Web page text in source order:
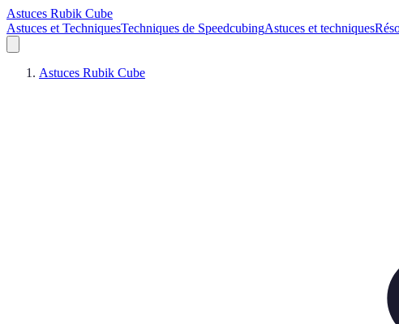
Astuces Rubik Cube
Astuces et TechniquesTechniques de SpeedcubingAstuces et techniques
Astuces Rubik Cube